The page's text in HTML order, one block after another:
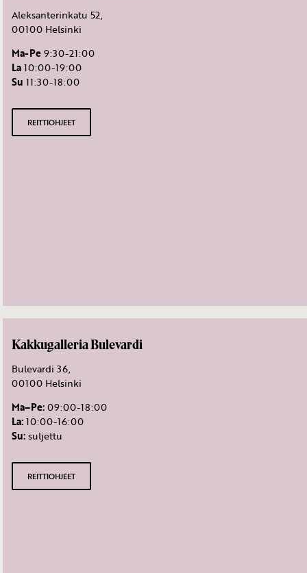
Aleksanterinkatu 52,
00100 Helsinki
Ma-Pe9:30-21:00
La10:00-19:00
Su 11:30-18:00
REITTIOHJEET
Kakkugalleria Bulevardi
Bulevardi 36,
00100 Helsinki
Ma–Pe:09:00-18:00
La:10:00-16:00
Su:suljettu
REITTIOHJEET